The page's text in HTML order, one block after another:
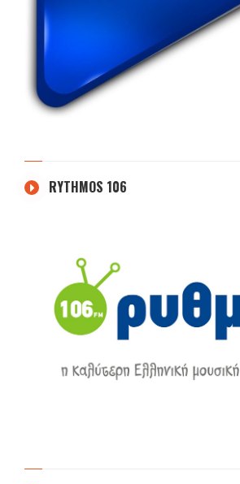
RYTHMOS 106